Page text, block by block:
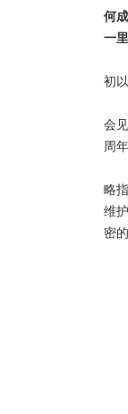
何
一
初
会
周
略
维
密